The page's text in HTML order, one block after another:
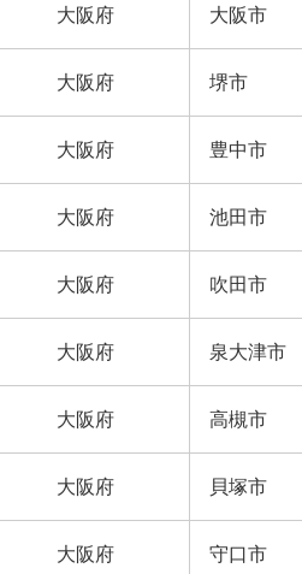
大阪府 大阪市
大阪府 堺市
大阪府 豊中市
大阪府 池田市
大阪府 吹田市
大阪府 泉大津市
大阪府 高槻市
大阪府 貝塚市
大阪府 守口市